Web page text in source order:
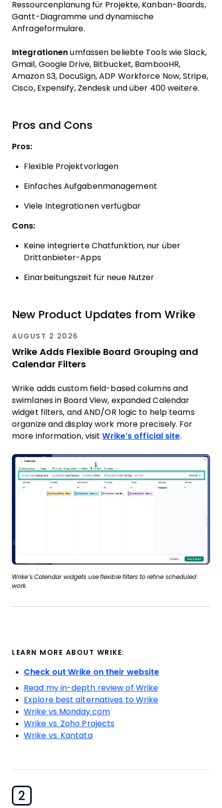
Ressourcenplanung für Projekte, Kanban-Boards,
Gantt-Diagramme und dynamische
Anfrageformulare.
Integrationen umfassen beliebte Tools wie Slack,
Gmail, Google Drive, Bitbucket, BambooHR,
Amazon S3, DocuSign, ADP Workforce Now, Stripe,
Cisco, Expensify, Zendesk und über 400 weitere.
Pros and Cons
Pros:
Flexible Projektvorlagen
Einfaches Aufgabenmanagement
Viele Integrationen verfügbar
Cons:
Keine integrierte Chatfunktion, nur über
Drittanbieter-Apps
Einarbeitungszeit für neue Nutzer
New Product Updates from Wrike
Wrike’s Calendar widgets use flexible filters to refine scheduled
work.
AUGUST 2 2026
Wrike Adds Flexible Board Grouping and
Calendar Filters
Wrike adds custom field-based columns and
swimlanes in Board View, expanded Calendar
widget filters, and AND/OR logic to help teams
organize and display work more precisely. For
more information, visitWrike’s official site.
LEARN MORE ABOUT WRIKE:
Check out Wrike on their website
Read my in-depth review of Wrike
Explore best alternatives to Wrike
Wrike vs Monday.com
Wrike vs. Zoho Projects
Wrike vs. Kantata
2